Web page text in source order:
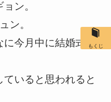
ン。
ン。
に今月中に結婚式を
いると思われると
もくじ